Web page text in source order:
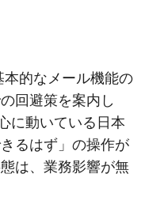
的なメール機能の
回避策を案内し
に動いている日本
るはず」の操作が
は、業務影響が無